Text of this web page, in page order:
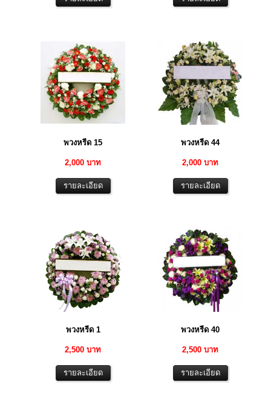
พวงหรีด 15
2,000 บาท
พวงหรีด 44
2,000 บาท
พวงหรีด 1
2,500 บาท
พวงหรีด 40
2,500 บาท